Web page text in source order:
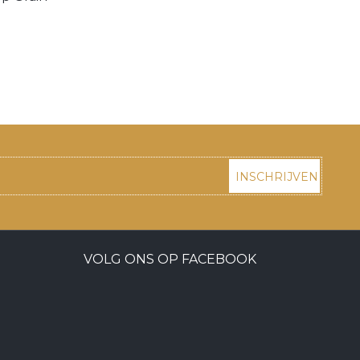
INSCHRIJVEN
VOLG ONS OP FACEBOOK